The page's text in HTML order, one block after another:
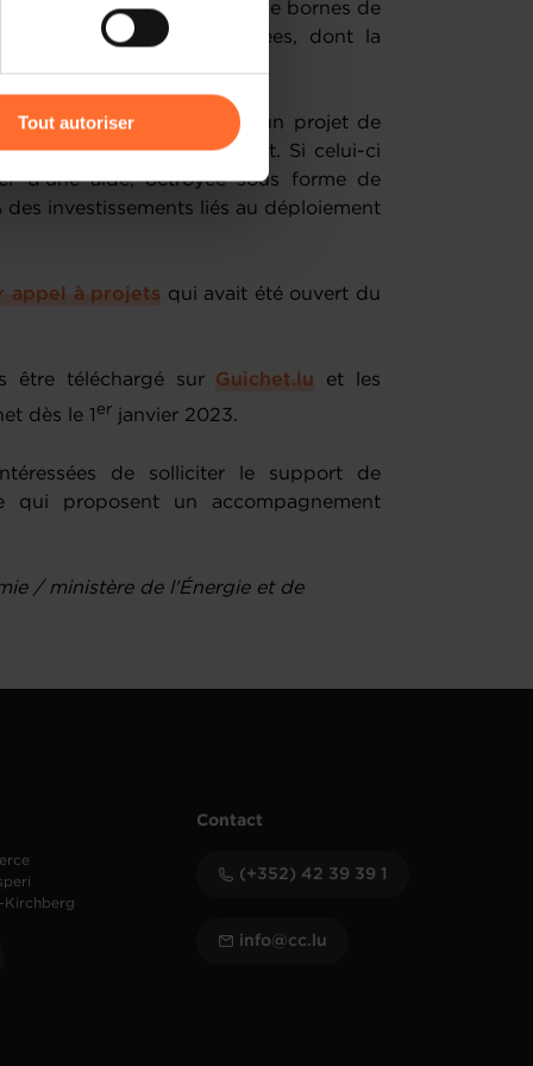
protection des données
Tout autoriser
à financer des projets de bornes de
au public et privées, dont la
qui est porteuse d’un projet de
peut soumettre son projet. Si celui-ci
d’une aide, octroyée sous forme de
investissements liés au déploiement
appel à projets qui avait été ouvert du
être téléchargé sur Guichet.lu et les
dès le 1 er janvier 2023.
de solliciter le support de
qui proposent un accompagnement
/ ministère de l'Énergie et de
Kirchberg
Contact
(+352) 42 39 39 1
info@cc.lu